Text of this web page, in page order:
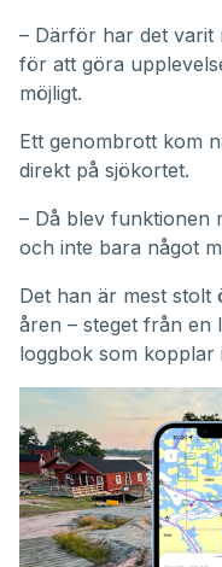
– Därför har det varit
för att göra
möjligt.
Ett genombrott kom
direkt på sjökortet.
– Då blev funktionen
och inte bara något
Det han är mest stolt
åren – steget från en
loggbok som kopplar